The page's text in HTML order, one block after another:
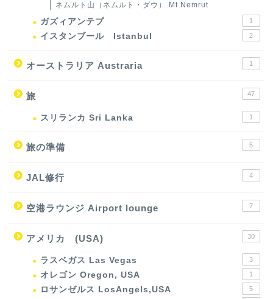
ネムルト山（ネムルト・ダウ） Mt.Nemrut
ガズィアンテプ 1
イスタンブール Istanbul 2
オーストラリア Austraria 1
旅 47
スリランカ Sri Lanka 1
旅の準備 5
JAL修行 4
空港ラウンジ Airport lounge 7
アメリカ (USA) 30
ラスベガス Las Vegas 3
オレゴン Oregon, USA 1
ロサンゼルス LosAngels,USA 5